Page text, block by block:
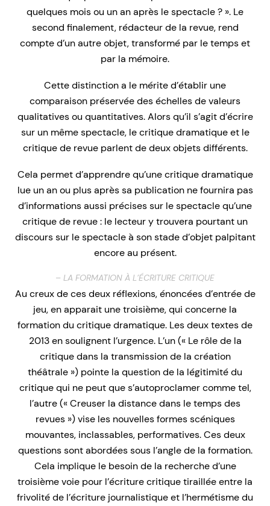
quelques mois ou un an après le spectacle ? ». Le
second finalement, rédacteur de la revue, rend
compte d’un autre objet, transformé par le temps et
par la mémoire.
Cette distinction a le mérite d’établir une
comparaison préservée des échelles de valeurs
qualitatives ou quantitatives. Alors qu’il s’agit d’écrire
sur un même spectacle, le critique dramatique et le
critique de revue parlent de deux objets différents.
Cela permet d’apprendre qu’une critique dramatique
lue un an ou plus après sa publication ne fournira pas
d’informations aussi précises sur le spectacle qu’une
critique de revue : le lecteur y trouvera pourtant un
discours sur le spectacle à son stade d’objet palpitant
encore au présent.
– LA FORMATION À L’ÉCRITURE CRITIQUE
Au creux de ces deux réflexions, énoncées d’entrée de
jeu, en apparait une troisième, qui concerne la
formation du critique dramatique. Les deux textes de
2013 en soulignent l’urgence. L’un (« Le rôle de la
critique dans la transmission de la création
théâtrale ») pointe la question de la légitimité du
critique qui ne peut que s’autoproclamer comme tel,
l’autre (« Creuser la distance dans le temps des
revues ») vise les nouvelles formes scéniques
mouvantes, inclassables, performatives. Ces deux
questions sont abordées sous l’angle de la formation.
Cela implique le besoin de la recherche d’une
troisième voie pour l’écriture critique tiraillée entre la
frivolité de l’écriture journalistique et l’hermétisme du